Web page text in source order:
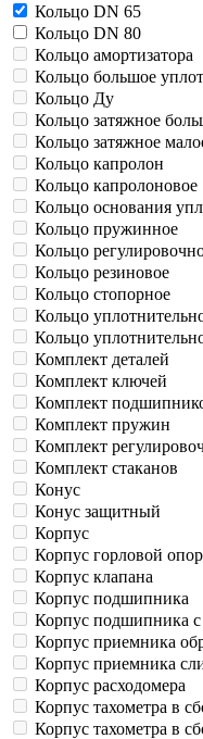
Кольцо DN 65
Кольцо DN 80
Кольцо амортизатора
Кольцо большое
Кольцо Ду
Кольцо затяжное
Кольцо затяжное
Кольцо капролон
Кольцо капролоновое
Кольцо основания
Кольцо пружинное
Кольцо
Кольцо резиновое
Кольцо стопорное
Кольцо
Кольцо
Комплект деталей
Комплект ключей
Комплект
Комплект пружин
Комплект
Комплект стаканов
Конус
Конус защитный
Корпус
Корпус горловой
Корпус клапана
Корпус подшипника
Корпус подшипника с
Корпус приемника
Корпус приемника
Корпус расходомера
Корпус тахометра в
Корпус тахометра в